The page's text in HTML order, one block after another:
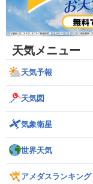
天気メニュー
天気予報
天気図
気象衛星
世界天気
アメダスランキング